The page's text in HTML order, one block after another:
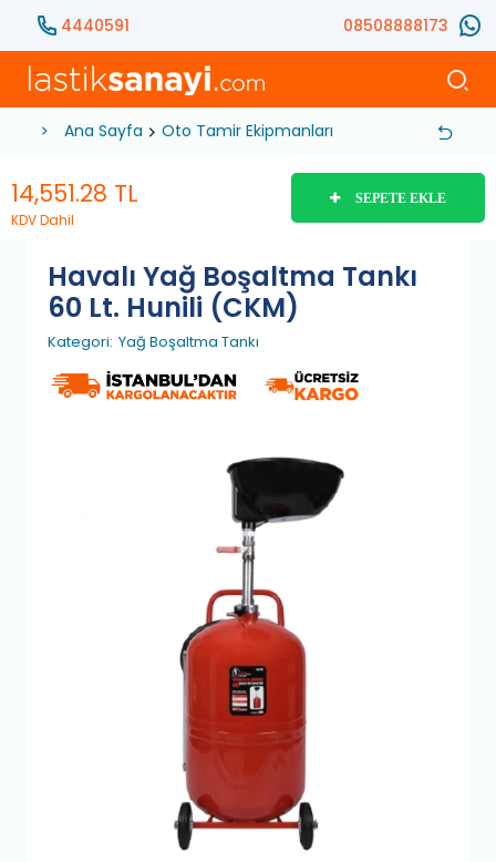
4440591 08508888173
Ana Sayfa Oto Tamir Ekipmanları Yağlama
14,551.28 TL
KDV Dahil
SEPETE EKLE
Havalı Yağ Boşaltma Tankı
60 Lt. Hunili (CKM)
Kategori: Yağ Boşaltma Tankı